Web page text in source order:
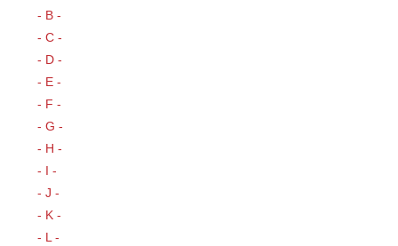
- B -
- C -
- D -
- E -
- F -
- G -
- H -
- I -
- J -
- K -
- L -